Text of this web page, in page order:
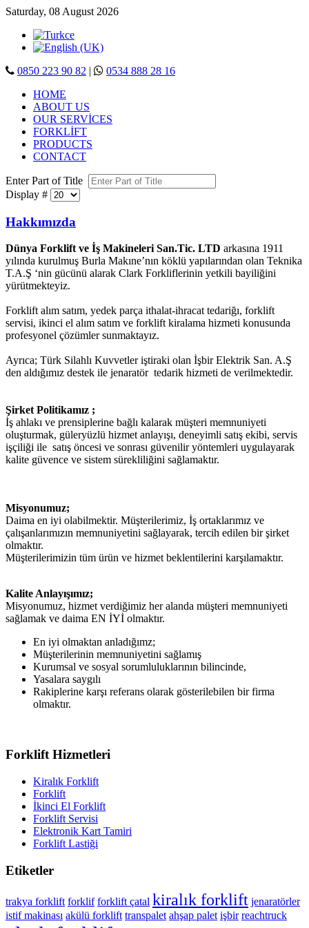
Saturday, 08 August 2026
0850 223 90 82 |
0534 888 28 16
HOME
ABOUT US
OUR SERVİCES
FORKLİFT
PRODUCTS
CONTACT
Enter Part of Title
Display #
Hakkımızda
Dünya Forklift ve İş Makineleri San.Tic. LTD arkasına 1911
yılında kurulmuş Burla Makıne’nın köklü yapılarından olan Teknika
T.A.Ş ‘nin gücünü alarak Clark Forkliflerinin yetkili bayiliğini
yürütmekteyiz.
Forklift alım satım, yedek parça ithalat-ihracat tedariğı, forklift
servisi, ikinci el alım satım ve forklift kiralama hizmeti konusunda
profesyonel çözümler sunmaktayız.
Ayrıca; Türk Silahlı Kuvvetler iştiraki olan İşbir Elektrik San. A.Ş
den aldığımız destek ile jenaratör tedarik hizmeti de verilmektedir.
Şirket Politikamız ;
İş ahlakı ve prensiplerine bağlı kalarak müşteri memnuniyeti
oluşturmak, güleryüzlü hizmet anlayışı, deneyimli satış ekibi, servis
işçiliği ile satış öncesi ve sonrası güvenilir yöntemleri uygulayarak
kalite güvence ve sistem sürekliliğini sağlamaktır.
Misyonumuz;
Daima en iyi olabilmektir. Müşterilerimiz, İş ortaklarımız ve
çalışanlarımızın memnuniyetini sağlayarak, tercih edilen bir şirket
olmaktır.
Müşterilerimizin tüm ürün ve hizmet beklentilerini karşılamaktır.
Kalite Anlayışımız;
Misyonumuz, hizmet verdiğimiz her alanda müşteri memnuniyeti
sağlamak ve daima EN İYİ olmaktır.
En iyi olmaktan anladığımz;
Müşterilerinin memnuniyetini sağlamış
Kurumsal ve sosyal sorumluluklarının bilincinde,
Yasalara saygılı
Rakiplerine karşı referans olarak gösterilebilen bir firma
olmaktır.
Forklift Hizmetleri
Kiralık Forklift
Forklift
İkinci El Forklift
Forklift Servisi
Elektronik Kart Tamiri
Forklift Lastiği
Etiketler
trakya forklift forklif forklift çatal kiralık forklift jenaratörler
istif makinası akülü forklift transpalet ahşap palet işbir reachtruck